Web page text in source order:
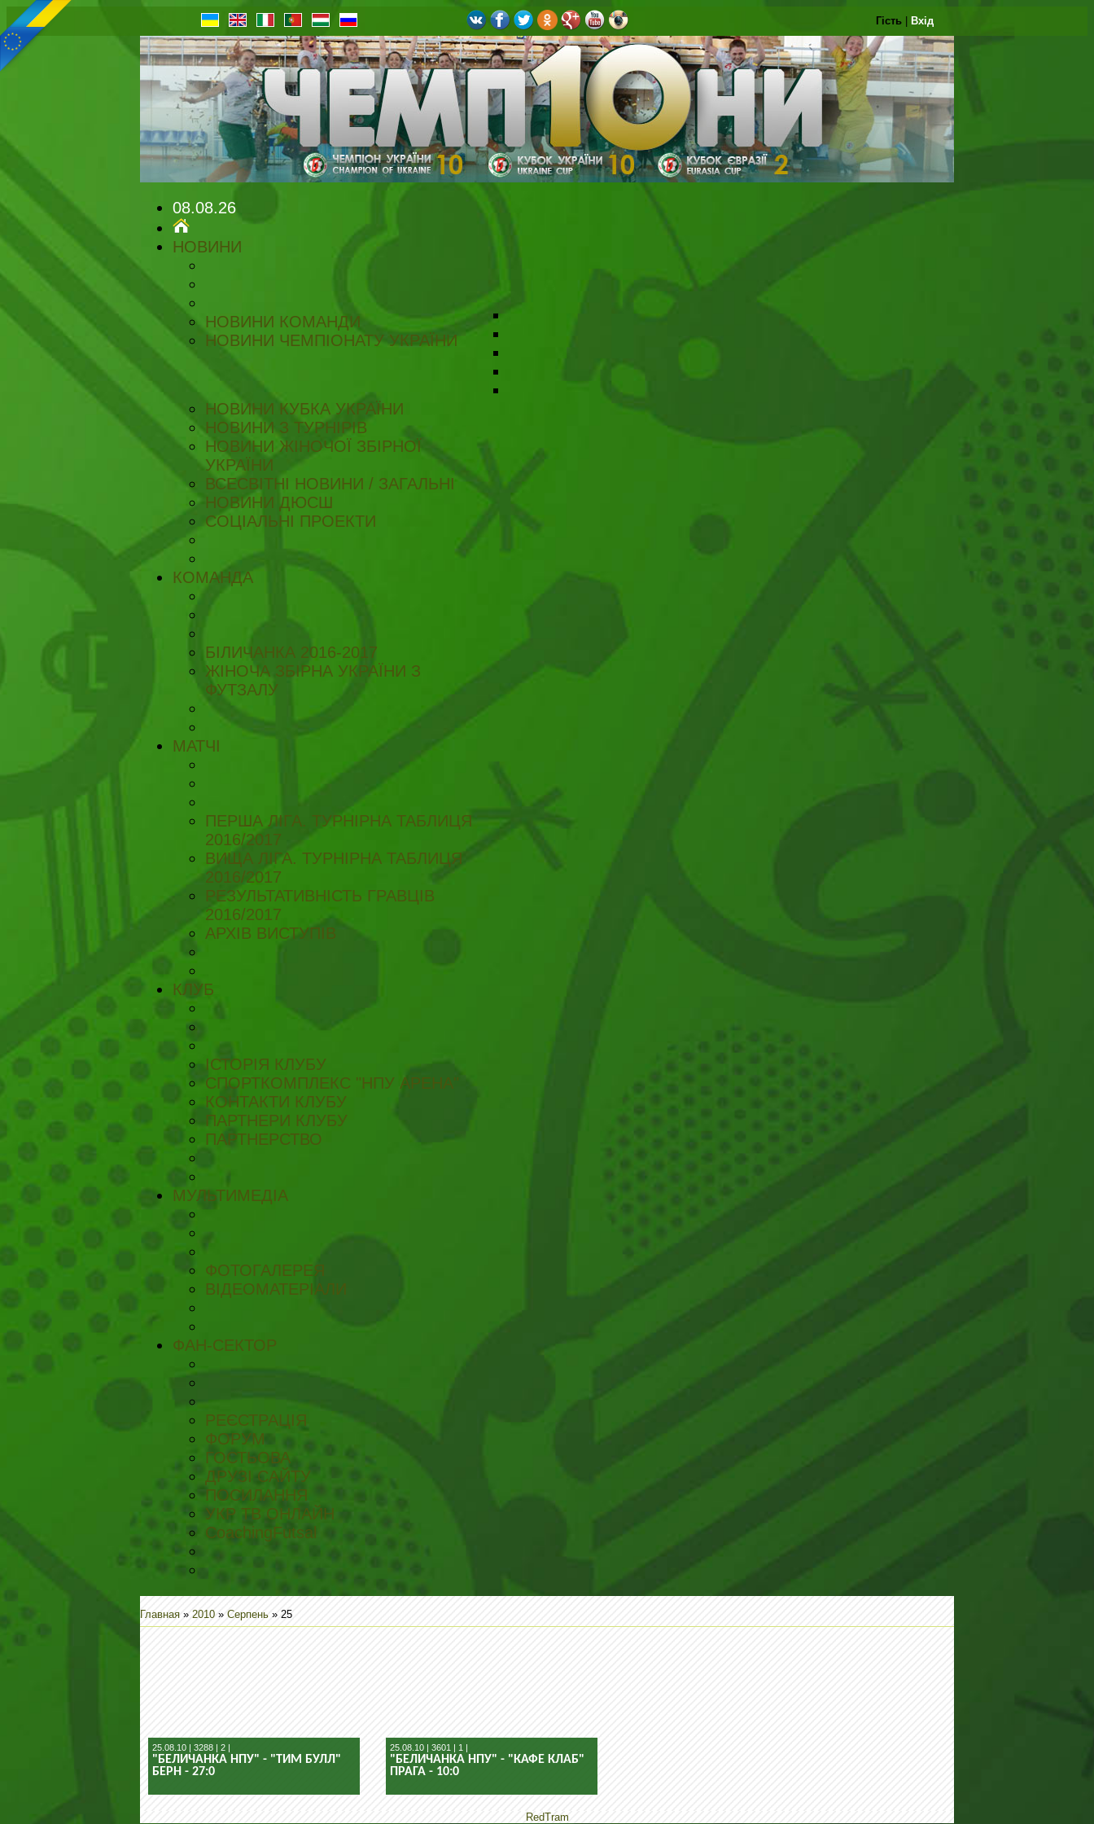
Гість Вхід
08.08.26
НОВИНИ
НОВИНИ КОМАНДИ
НОВИНИ ЧЕМПІОНАТУ УКРАЇНИ
НОВИНИ КУБКА УКРАЇНИ
НОВИНИ З ТУРНІРІВ
НОВИНИ ЖІНОЧОЇ ЗБІРНОЇ
УКРАЇНИ
ВСЕСВІТНІ НОВИНИ / ЗАГАЛЬНІ
НОВИНИ ДЮСШ
СОЦІАЛЬНІ ПРОЕКТИ
КОМАНДА
БІЛИЧАНКА 2016-2017
ЖІНОЧА ЗБІРНА УКРАЇНИ З
ФУТЗАЛУ
МАТЧІ
ПЕРША ЛІГА. ТУРНІРНА ТАБЛИЦЯ
2016/2017
ВИЩА ЛІГА. ТУРНІРНА ТАБЛИЦЯ
2016/2017
РЕЗУЛЬТАТИВНІСТЬ ГРАВЦІВ
2016/2017
АРХІВ ВИСТУПІВ
КЛУБ
ІСТОРІЯ КЛУБУ
СПОРТКОМПЛЕКС "НПУ АРЕНА"
КОНТАКТИ КЛУБУ
ПАРТНЕРИ КЛУБУ
ПАРТНЕРСТВО
МУЛЬТИМЕДІА
ФОТОГАЛЕРЕЯ
ВІДЕОМАТЕРІАЛИ
ФАН-СЕКТОР
РЕЄСТРАЦІЯ
ФОРУМ
ГОСТЬОВА
ДРУЗІ САЙТУ
ПОСИЛАННЯ
УКР ТВ ОНЛАЙН
CoachingFutsal
Главная » 2010 » Серпень » 25
25.08.10 | 3288 | 2 |
"БЕЛИЧАНКА НПУ" - "ТИМ БУЛЛ"
БЕРН - 27:0
25.08.10 | 3601 | 1 |
"БЕЛИЧАНКА НПУ" - "КАФЕ КЛАБ"
ПРАГА - 10:0
RedTram